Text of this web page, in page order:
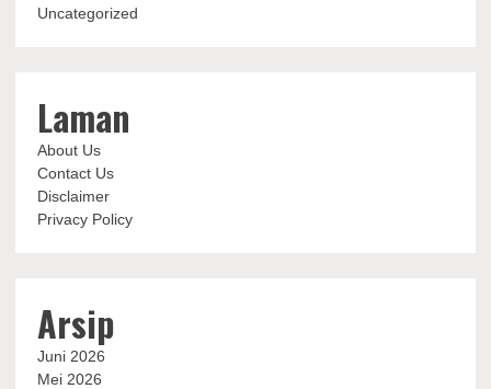
Uncategorized
Laman
About Us
Contact Us
Disclaimer
Privacy Policy
Arsip
Juni 2026
Mei 2026